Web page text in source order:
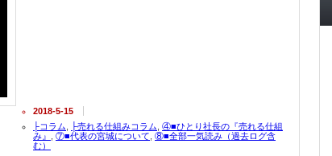
2018-5-15
├コラム
├売れる仕組みコラム ④■ひとり社長の『売れる仕組
み』
⑦■代表の宮城について ⑧■全部一気読み（過去ログ含
む）